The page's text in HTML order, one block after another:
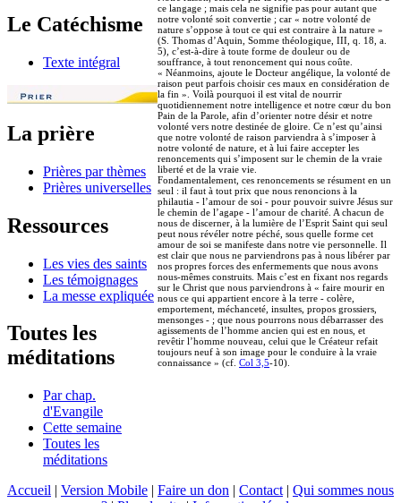
Le Catéchisme
Texte intégral
La prière
Prières par thèmes
Prières universelles
Ressources
Les vies des saints
Les témoignages
La messe expliquée
Toutes les
méditations
Par chap.
d'Evangile
Cette semaine
Toutes les
méditations
ce langage ; mais cela ne signifie pas pour autant que
notre volonté soit convertie ; car « notre volonté de
nature s’oppose à tout ce qui est contraire à la nature »
(S. Thomas d’Aquin, Somme théologique, III, q. 18, a.
5), c’est-à-dire à toute forme de douleur ou de
souffrance, à tout renoncement qui nous coûte.
« Néanmoins, ajoute le Docteur angélique, la volonté de
raison peut parfois choisir ces maux en considération de
la fin ». Voilà pourquoi il est vital de nourrir
quotidiennement notre intelligence et notre cœur du bon
Pain de la Parole, afin d’orienter notre désir et notre
volonté vers notre destinée de gloire. Ce n’est qu’ainsi
que notre volonté de raison parviendra à s’imposer à
notre volonté de nature, et à lui faire accepter les
renoncements qui s’imposent sur le chemin de la vraie
liberté et de la vraie vie.
Fondamentalement, ces renoncements se résument en un
seul : il faut à tout prix que nous renoncions à la
philautia - l’amour de soi - pour pouvoir suivre Jésus sur
le chemin de l’agape - l’amour de charité. A chacun de
nous de discerner, à la lumière de l’Esprit Saint qui seul
peut nous révéler notre péché, sous quelle forme cet
amour de soi se manifeste dans notre vie personnelle. Il
est clair que nous ne parviendrons pas à nous libérer par
nos propres forces des enfermements que nous avons
nous-mêmes construits. Mais c’est en fixant nos regards
sur le Christ que nous parviendrons à « faire mourir en
nous ce qui appartient encore à la terre - colère,
emportement, méchanceté, insultes, propos grossiers,
mensonges - ; que nous pourrons nous débarrasser des
agissements de l’homme ancien qui est en nous, et
revêtir l’homme nouveau, celui que le Créateur refait
toujours neuf à son image pour le conduire à la vraie
connaissance » (cf. Col 3,5-10).
Accueil | Version Mobile | Faire un don | Contact | Qui sommes nous